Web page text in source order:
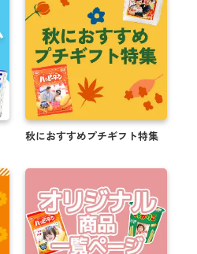
秋におすすめプチギフト特集